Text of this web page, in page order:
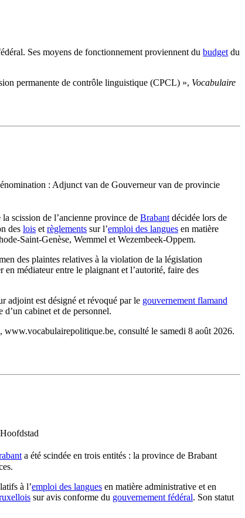
Ses moyens de fonctionnement proviennent du budget du
permanente de contrôle linguistique (CPCL) », Vocabulaire
: Adjunct van de Gouverneur van de provincie
scission de l’ancienne province de Brabantdécidée lors de
des lois et règlements sur l’emploi des langues en matière
Saint-Genèse, Wemmel et Wezembeek-Oppem.
des plaintes relatives à la violation de la législation
médiateur entre le plaignant et l’autorité, faire des
adjoint est désigné et révoqué par le gouvernement flamand
cabinet et de personnel.
, www.vocabulairepolitique.be, consulté le samedi 8 août 2026.
a été scindée en trois entités : la province de Brabant
à l’emploi des langues en matière administrative et en
sur avis conforme du gouvernement fédéral. Son statut